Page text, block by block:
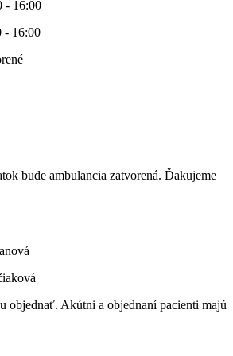
- 16:00
- 16:00
bude ambulancia zatvorená. Ďakujeme
objednať. Akútni a objednaní pacienti majú